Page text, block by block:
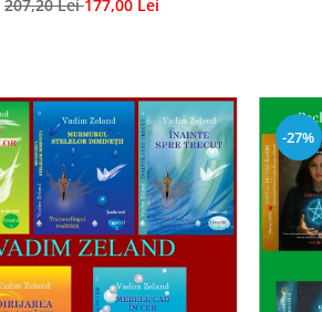
207,20 Lei177,00 Lei
-27%